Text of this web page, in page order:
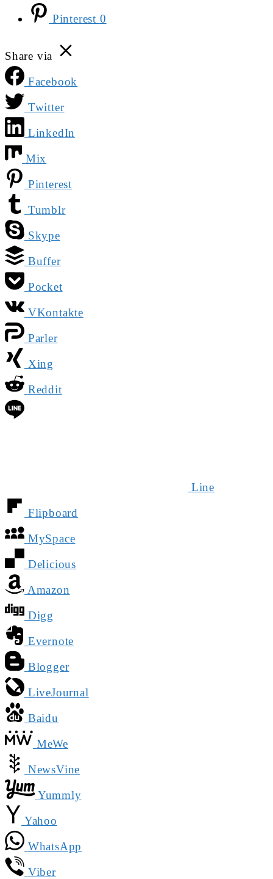
Pinterest 0
Share via
Facebook
Twitter
LinkedIn
Mix
Pinterest
Tumblr
Skype
Buffer
Pocket
VKontakte
Parler
Xing
Reddit
Line
Flipboard
MySpace
Delicious
Amazon
Digg
Evernote
Blogger
LiveJournal
Baidu
MeWe
NewsVine
Yummly
Yahoo
WhatsApp
Viber